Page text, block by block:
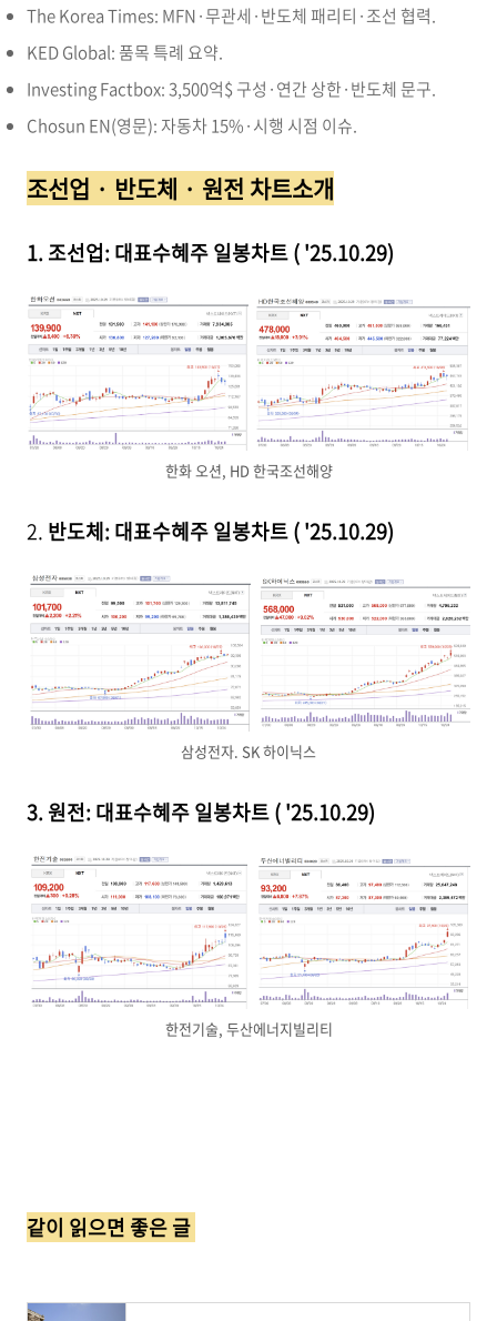
The Korea Times: MFN·무관세·반도체 패리티·조선 협력.
KED Global: 품목 특례 요약.
Investing Factbox: 3,500억$ 구성·연간 상한·반도체 문구.
Chosun EN(영문): 자동차 15%·시행 시점 이슈.
조선업 · 반도체 · 원전 차트소개
1. 조선업: 대표수혜주 일봉차트 ( '25.10.29)
한화 오션, HD 한국조선해양
2. 반도체: 대표수혜주 일봉차트 ( '25.10.29)
삼성전자. SK 하이닉스
3. 원전: 대표수혜주 일봉차트 ( '25.10.29)
한전기술, 두산에너지빌리티
같이 읽으면 좋은 글